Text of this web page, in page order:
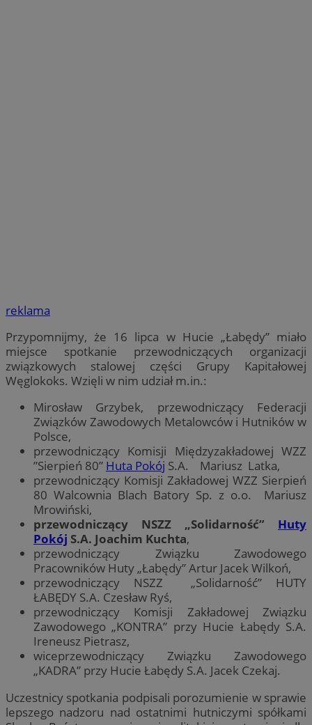
reklama
Przypomnijmy, że 16 lipca w Hucie „Łabędy” miało
miejsce spotkanie przewodniczących organizacji
związkowych stalowej części Grupy Kapitałowej
Węglokoks. Wzięli w nim udział m.in.:
Mirosław Grzybek, przewodniczący Federacji
Związków Zawodowych Metalowców i Hutników w
Polsce,
przewodniczący Komisji Międzyzakładowej WZZ
”Sierpień 80” Huta Pokój S.A. Mariusz Latka,
przewodniczący Komisji Zakładowej WZZ Sierpień
80 Walcownia Blach Batory Sp. z o.o. Mariusz
Mrowiński,
przewodniczący NSZZ „Solidarność” Huty
Pokój S.A. Joachim Kuchta,
przewodniczący Związku Zawodowego
Pracowników Huty „Łabędy” Artur Jacek Wilkoń,
przewodniczący NSZZ „Solidarność” HUTY
ŁABĘDY S.A. Czesław Ryś,
przewodniczący Komisji Zakładowej Związku
Zawodowego „KONTRA” przy Hucie Łabędy S.A.
Ireneusz Pietrasz,
wiceprzewodniczący Związku Zawodowego
„KADRA” przy Hucie Łabędy S.A. Jacek Czekaj.
Uczestnicy spotkania podpisali porozumienie w sprawie
lepszego nadzoru nad ostatnimi hutniczymi spółkami